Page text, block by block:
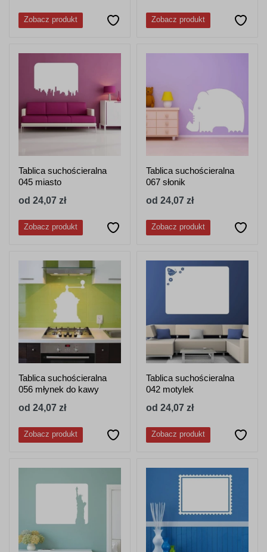
Zobacz produkt Zobacz produkt
Tablica suchościeralna
045 miasto
od 24,07 zł
Zobacz produkt
Tablica suchościeralna
067 słonik
od 24,07 zł
Zobacz produkt
Tablica suchościeralna
056 młynek do kawy
od 24,07 zł
Zobacz produkt
Tablica suchościeralna
042 motylek
od 24,07 zł
Zobacz produkt